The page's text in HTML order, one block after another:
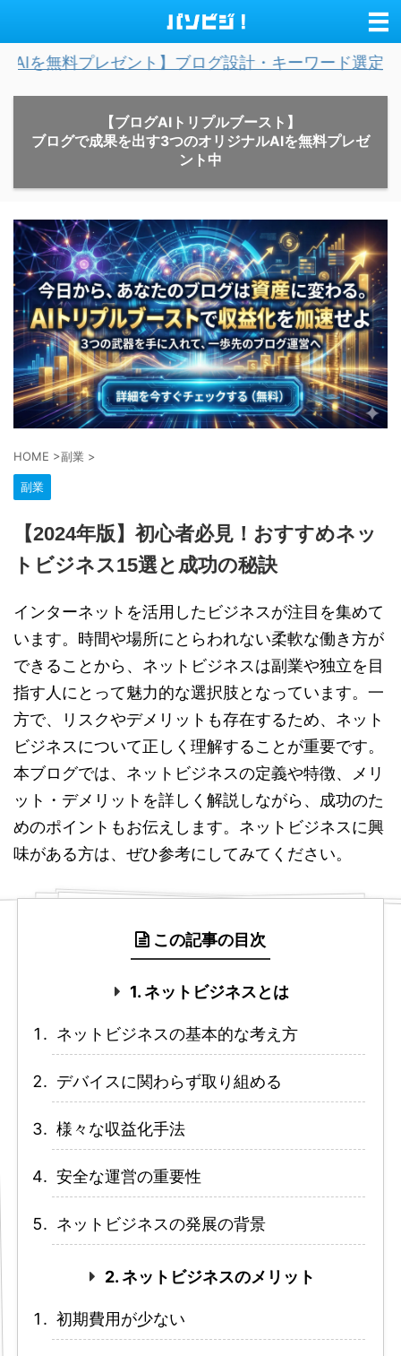
ント】ブログ設計・キーワード選定・記事作成を
【ブログAIトリプルブースト】
ブログで成果を出す3つのオリジナルAIを無料プレゼ
ント中
HOME >副業 >
副業
【2024年版】初心者必見！おすすめネッ
トビジネス15選と成功の秘訣
インターネットを活用したビジネスが注目を集めて
います。時間や場所にとらわれない柔軟な働き方が
できることから、ネットビジネスは副業や独立を目
指す人にとって魅力的な選択肢となっています。一
方で、リスクやデメリットも存在するため、ネット
ビジネスについて正しく理解することが重要です。
本ブログでは、ネットビジネスの定義や特徴、メリ
ット・デメリットを詳しく解説しながら、成功のた
めのポイントもお伝えします。ネットビジネスに興
味がある方は、ぜひ参考にしてみてください。
この記事の目次
1. ネットビジネスとは
ネットビジネスの基本的な考え方
デバイスに関わらず取り組める
様々な収益化手法
安全な運営の重要性
ネットビジネスの発展の背景
2. ネットビジネスのメリット
初期費用が少ない